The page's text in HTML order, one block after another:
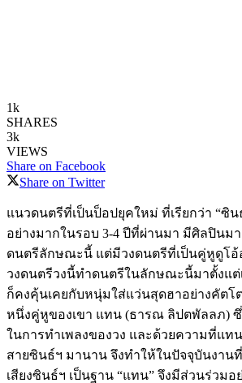
1k
SHARES
3k
VIEWS
Share on Facebook
Share on Twitter
แนวดนตรีที่เป็นป็อปยุคใหม่ ที่เรียกว่า “ซิ
อย่างมากในรอบ 3-4 ปีที่ผ่านมา มีศิลปินม
ดนตรีลักษณะนี้ แต่มีวงดนตรีที่เป็นคู่หูดูโอ้
วงดนตรีวงนี้ทำดนตรีในลักษณะนี้มาตั้งแต่
ก็คงคุ้นเคยกับหนุ่มใส่แว่นสุดฮาอย่างคัตโ
หนึ่งคู่หูของเขา แทน (ธารณ ลิปตพัลลภ)
ในการทำเพลงของวง และด้วยความที่แท
สายซินธ์ฯ มานาน จึงทำให้ในปัจจุบันงาน
เสียงซินธ์ฯ เป็นฐาน “แทน” จึงมีส่วนร่วมอ